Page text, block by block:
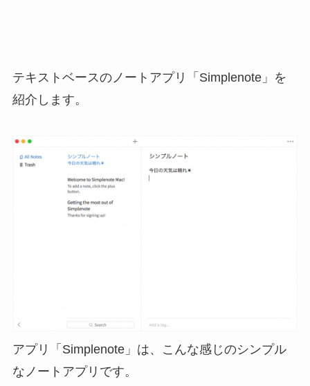
テキストベースのノートアプリ「Simplenote」を
紹介します。
アプリ「Simplenote」は、こんな感じのシンプル
なノートアプリです。